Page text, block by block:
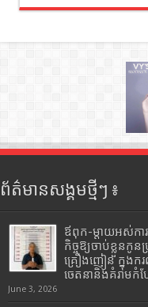
ព័ត៌មានសង្គមថ្មីៗ ៖
ឪពុក-ម្ដាយអស់កា
កិច្ចឱ្យចាប់ខ្លួនកូន
គ្រឿងញៀន ក្នុង
ចេតនានិងគំរាមកំ
June 3, 2026